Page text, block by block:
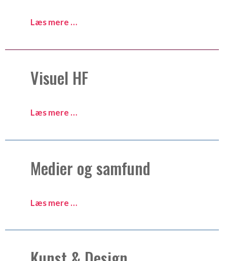
Læs mere …
Visuel HF
Læs mere …
Medier og samfund
Læs mere …